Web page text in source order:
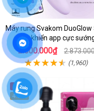
Máy rung Svakom DuoGlow
điều khiển app cực
2.500.000₫
(1,960)
-24%
4.6